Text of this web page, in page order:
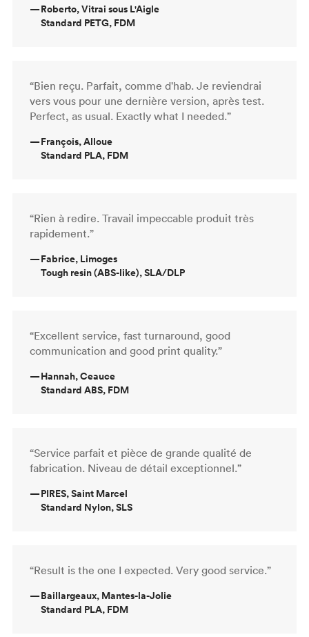
—Roberto, Vitrai sous L'Aigle
Standard PETG, FDM
“Bien reçu. Parfait, comme d'hab. Je reviendrai
vers vous pour une dernière version, après test.
Perfect, as usual. Exactly what I needed.”
—François, Alloue
Standard PLA, FDM
“Rien à redire. Travail impeccable produit très
rapidement.”
—Fabrice, Limoges
Tough resin (ABS-like), SLA/DLP
“Excellent service, fast turnaround, good
communication and good print quality.”
—Hannah, Ceauce
Standard ABS, FDM
“Service parfait et pièce de grande qualité de
fabrication. Niveau de détail exceptionnel.”
—PIRES, Saint Marcel
Standard Nylon, SLS
“Result is the one I expected. Very good service.”
—Baillargeaux, Mantes-la-Jolie
Standard PLA, FDM